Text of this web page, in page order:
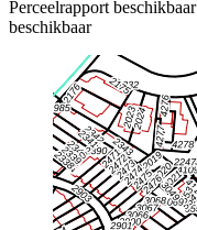
Perceelrapport beschikbaar
beschikbaar